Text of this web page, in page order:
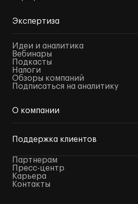
Экспертиза
Идеи и аналитика
Вебинары
Подкасты
Налоги
Обзоры компаний
Подписаться на аналитику
О компании
Поддержка клиентов
Партнерам
Пресс-центр
Карьера
Контакты